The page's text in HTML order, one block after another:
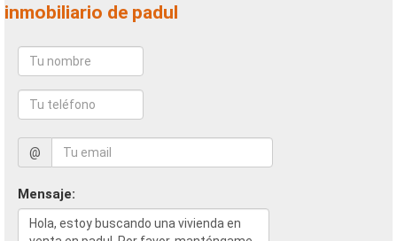
inmobiliario de padul
@
Mensaje: